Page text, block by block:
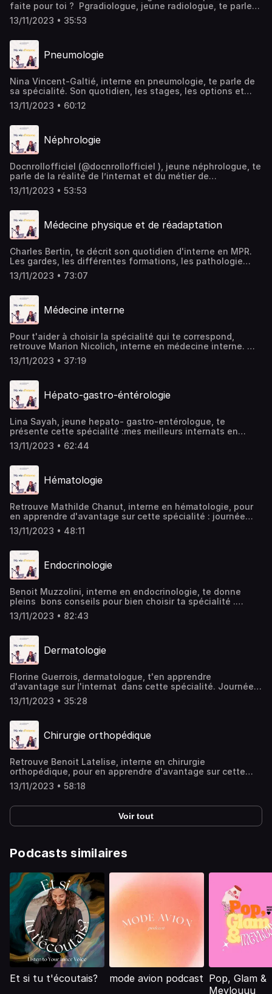
faite pour toi ? Pgradiologue, jeune radiologue, te parle
de son parcours dans cette spécialité. Son quotidien
pendant l'internat, les spécialités, les qualités requises :
avant de te lancer !
13/11/2023 • 35:53
Pneumologie
Nina Vincent-Galtié, interne en pneumologie, te parle de
sa spécialité. Son quotidien, les stages, les options et
formations possibles : Marion te dit tout ce qu'il y a savoir
sur l'internat en pneumologie et t'aide à savoir si c'est
13/11/2023 • 60:12
Néphrologie
Docnrollofficiel (@docnrollofficiel ), jeune néphrologue, te
parle de la réalité de l’internat et du métier de
néphrologie. Les stages et les meilleurs internats, mais
aussi le quotidien d’un interne en néphrologie : découvre
13/11/2023 • 53:53
Médecine physique et de réadaptation
Charles Bertin, te décrit son quotidien d'interne en MPR.
Les gardes, les différentes formations, les pathologie
rencontrées, les compétences à avoir : Charles te dit tout
ce qu'il y a à savoir sur cette spécialité méconnue et te
13/11/2023 • 73:07
Médecine interne
Pour t'aider à choisir la spécialité qui te correspond,
retrouve Marion Nicolich, interne en médecine interne.
Journée types, stages, quotidien dans le service, Marion
te dit tout ce qu'il y a à savoir sur la vie d'interniste pour
13/11/2023 • 37:19
Hépato-gastro-éntérologie
Lina Sayah, jeune hepato- gastro-entérologue, te
présente cette spécialité :mes meilleurs internats en
HGE, stages, diverses formations... Lina t'aide à savoir si
cette spécialité te correspond !
13/11/2023 • 62:44
Hématologie
Retrouve Mathilde Chanut, interne en hématologie, pour
en apprendre d'avantage sur cette spécialité : journée
type, pathologies les plus fréquentes, différents
formations. Mathilde t'explique pour elle a choisit
réussir !
13/11/2023 • 48:11
Endocrinologie
Benoit Muzzolini, interne en endocrinologie, te donne
pleins bons conseils pour bien choisir ta spécialité .
Journée type, pathologies les plus fréquentes, diverses
formations, Benoit t'aide à savoir si l'endocrinologie est
13/11/2023 • 82:43
Dermatologie
Florine Guerrois, dermatologue, t'en apprendre
d'avantage sur l'internat dans cette spécialité. Journée
type, différences stages, formations à suivre, Florine te
donne tous les bons conseils qui te permettrons de
13/11/2023 • 35:28
Chirurgie orthopédique
Retrouve Benoit Latelise, interne en chirurgie
orthopédique, pour en apprendre d'avantage sur cette
spécialité : journée type, pathologies les plus fréquentes,
différents stages... Benoit t'ouvre les portes de cette
!
13/11/2023 • 58:18
Voir tout
Podcasts similaires
Et si tu t'écoutais? mode avion podcast Pop, Glam &
Meylouuu